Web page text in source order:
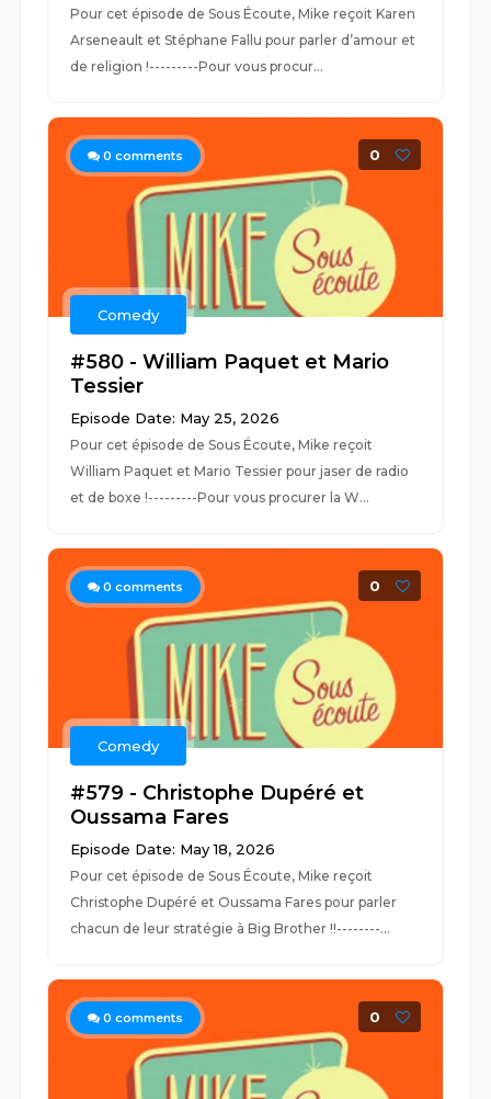
Pour cet épisode de Sous Écoute, Mike reçoit Karen
Arseneault et Stéphane Fallu pour parler d’amour et
de religion !---------Pour vous procur...
0 comments 0
Comedy
#580 - William Paquet et Mario
Tessier
Episode Date: May 25, 2026
Pour cet épisode de Sous Écoute, Mike reçoit
William Paquet et Mario Tessier pour jaser de radio
et de boxe !---------Pour vous procurer la W...
0 comments 0
Comedy
#579 - Christophe Dupéré et
Oussama Fares
Episode Date: May 18, 2026
Pour cet épisode de Sous Écoute, Mike reçoit
Christophe Dupéré et Oussama Fares pour parler
chacun de leur stratégie à Big Brother !!--------...
0 comments 0